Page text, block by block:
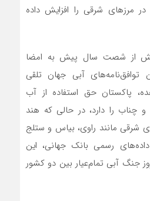
مرزهای شرقی را افزایش داده
از شصت سال پیش به امضا
توافق‌نامه‌های آبی جهان تلقی
پاکستان حق استفاده از آب
و چناب را دارد، در حالی که هند
شرقی مانند راوی، بیاس و ستلج
رسمی بانک جهانی، این
جنگ آبی تمام‌عیار بین دو کشور